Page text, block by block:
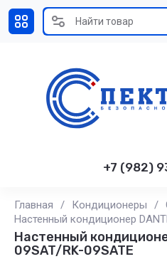
+7 (982)
Главная / Кондиционеры /
Настенный кондиционер
Настенный
09SAT/RK-09SATE